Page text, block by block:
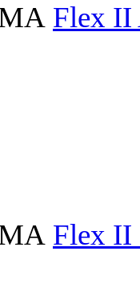
Flex II
Flex II